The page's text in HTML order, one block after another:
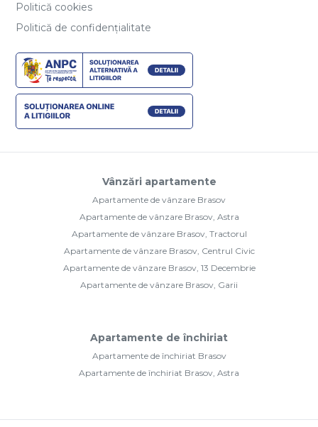
Politică cookies
Politică de confidențialitate
Vânzări apartamente
Apartamente de vânzare Brasov
Apartamente de vânzare Brasov, Astra
Apartamente de vânzare Brasov, Tractorul
Apartamente de vânzare Brasov, Centrul Civic
Apartamente de vânzare Brasov, 13 Decembrie
Apartamente de vânzare Brasov, Garii
Apartamente de închiriat
Apartamente de închiriat Brasov
Apartamente de închiriat Brasov, Astra